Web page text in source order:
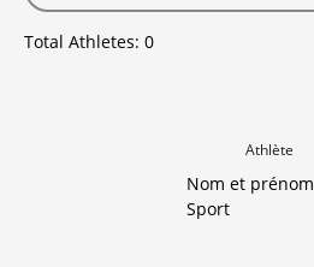
Total Athletes: 0
Athlète
Nom et prénom
Sport